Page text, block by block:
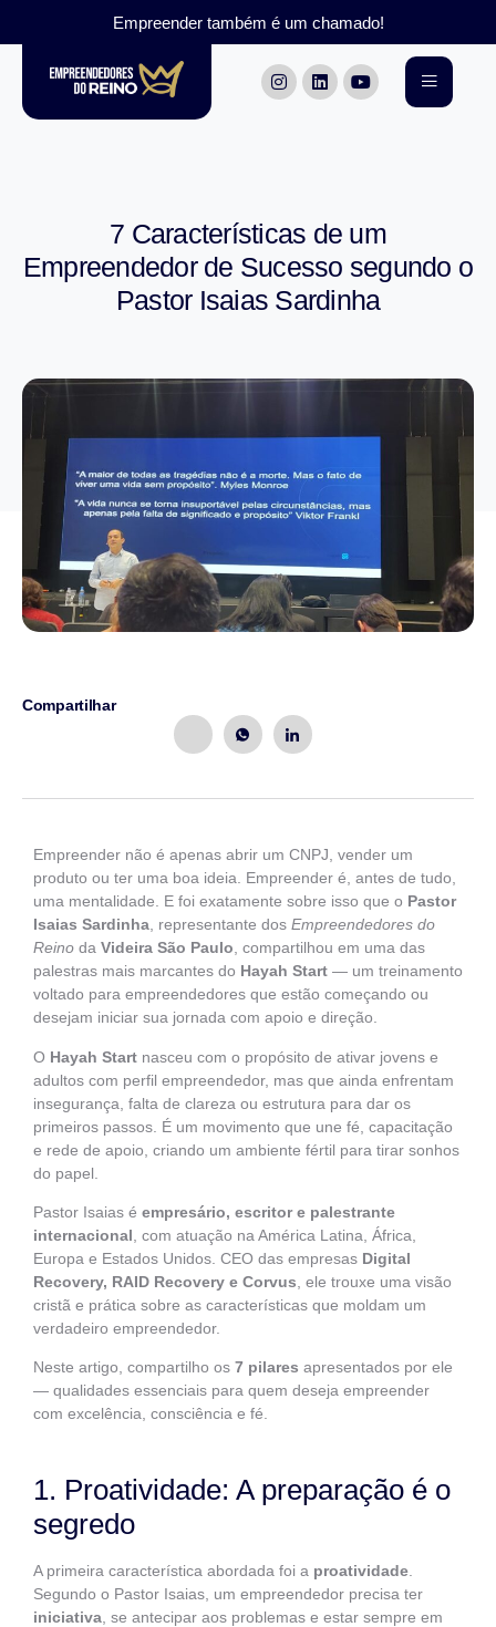
Empreender também é um chamado!
7 Características de um
Empreendedor de Sucesso segundo o
Pastor Isaias Sardinha
Compartilhar
Empreender não é apenas abrir um CNPJ, vender um
produto ou ter uma boa ideia. Empreender é, antes de tudo,
uma mentalidade. E foi exatamente sobre isso que o Pastor
Isaias Sardinha, representante dos Empreendedores do
Reino da Videira São Paulo, compartilhou em uma das
palestras mais marcantes do Hayah Start — um treinamento
voltado para empreendedores que estão começando ou
desejam iniciar sua jornada com apoio e direção.
O Hayah Start nasceu com o propósito de ativar jovens e
adultos com perfil empreendedor, mas que ainda enfrentam
insegurança, falta de clareza ou estrutura para dar os
primeiros passos. É um movimento que une fé, capacitação
e rede de apoio, criando um ambiente fértil para tirar sonhos
do papel.
Pastor Isaias é empresário, escritor e palestrante
internacional , com atuação na América Latina, África,
Europa e Estados Unidos. CEO das empresas Digital
Recovery, RAID Recovery e Corvus , ele trouxe uma visão
cristã e prática sobre as características que moldam um
verdadeiro empreendedor.
Neste artigo, compartilho os 7 pilares apresentados por ele
— qualidades essenciais para quem deseja empreender
com excelência, consciência e fé.
1. Proatividade: A preparação é o
segredo
A primeira característica abordada foi a proatividade
Segundo o Pastor Isaias, um empreendedor precisa ter
iniciativa , se antecipar aos problemas e estar sempre em